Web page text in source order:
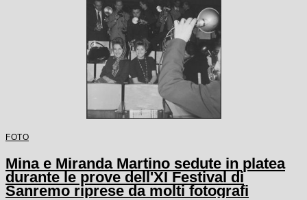
FOTO
Mina e Miranda Martino sedute in platea
durante le prove dell'XI Festival di
Sanremo riprese da molti fotografi